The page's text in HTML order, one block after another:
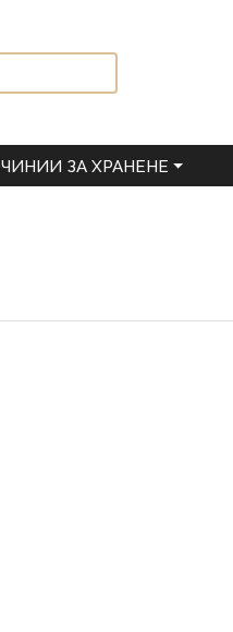
ЧИНИИ ЗА ХРАНЕНЕ